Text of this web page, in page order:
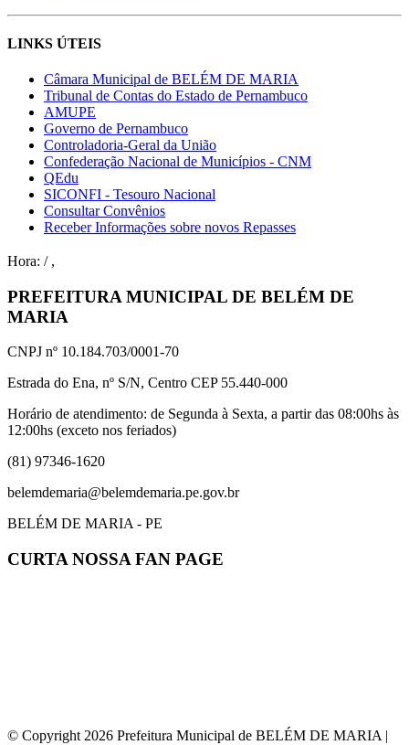
LINKS ÚTEIS
Câmara Municipal de BELÉM DE MARIA
Tribunal de Contas do Estado de Pernambuco
AMUPE
Governo de Pernambuco
Controladoria-Geral da União
Confederação Nacional de Municípios - CNM
QEdu
SICONFI - Tesouro Nacional
Consultar Convênios
Receber Informações sobre novos Repasses
Hora: / ,
PREFEITURA MUNICIPAL DE BELÉM DE
MARIA
CNPJ nº 10.184.703/0001-70
Estrada do Ena, nº S/N, Centro CEP 55.440-000
Horário de atendimento: de Segunda à Sexta, a partir das 08:00hs às
12:00hs (exceto nos feriados)
(81) 97346-1620
belemdemaria@belemdemaria.pe.gov.br
BELÉM DE MARIA - PE
CURTA NOSSA FAN PAGE
© Copyright 2026 Prefeitura Municipal de BELÉM DE MARIA |